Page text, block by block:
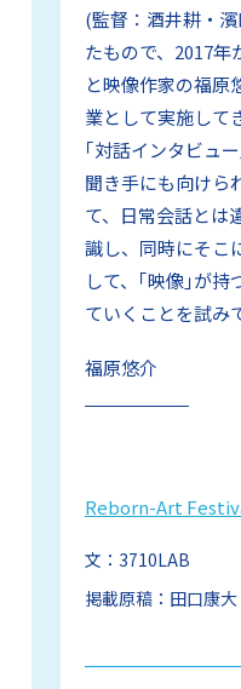
(監督：酒井耕・
たもので、2017
と映像作家の福原
業として実施して
｢対話インタビュ
聞き手にも向けら
て、日常会話とは
識し、同時にそこ
して、｢映像｣が持
ていくことを試み
福原悠介
Reborn-Art
文： 3710LAB
掲載原稿： 田口康